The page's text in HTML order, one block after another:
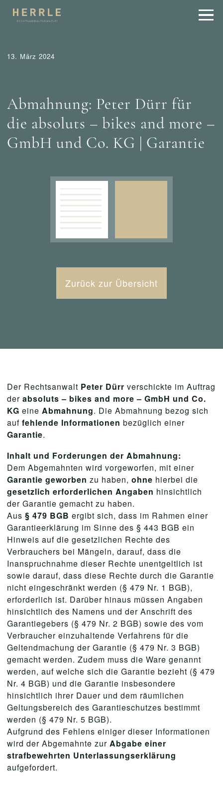
13. März 2024
Abmahnung: Peter Dürr für
die absoluts – bikes and more –
GmbH und Co. KG | Garantie
Zurück zur Übersicht
Der Rechtsanwalt Peter Dürr verschickte im Auftrag
der absoluts – bikes and more – GmbH und Co.
KG eine Abmahnung. Die Abmahnung bezog sich
auf fehlende Informationen bezüglich einer
Garantie.
Inhalt und Forderungen der Abmahnung:
Dem Abgemahnten wird vorgeworfen, mit einer
Garantie geworben zu haben, ohne hierbei die
gesetzlich erforderlichen Angaben hinsichtlich
der Garantie gemacht zu haben.
Aus § 479 BGB ergibt sich, dass im Rahmen einer
Garantieerklärung im Sinne des § 443 BGB ein
Hinweis auf die gesetzlichen Rechte des
Verbrauchers bei Mängeln, darauf, dass die
Inanspruchnahme dieser Rechte unentgeltlich ist
sowie darauf, dass diese Rechte durch die Garantie
nicht eingeschränkt werden (§ 479 Nr. 1 BGB),
erforderlich ist. Darüber hinaus müssen Angaben
hinsichtlich des Namens und der Anschrift des
Garantiegebers (§ 479 Nr. 2 BGB) sowie des vom
Verbraucher einzuhaltende Verfahrens für die
Geltendmachung der Garantie (§ 479 Nr. 3 BGB)
gemacht werden. Zudem muss die Ware genannt
werden, auf welche sich die Garantie bezieht (§ 479
Nr. 4 BGB) und die Garantie insbesondere
hinsichtlich ihrer Dauer und dem räumlichen
Geltungsbereich des Garantieschutzes bestimmt
werden (§ 479 Nr. 5 BGB).
Aufgrund des Fehlens einiger dieser Informationen
wird der Abgemahnte zur Abgabe einer
strafbewehrten Unterlassungserklärung
aufgefordert.